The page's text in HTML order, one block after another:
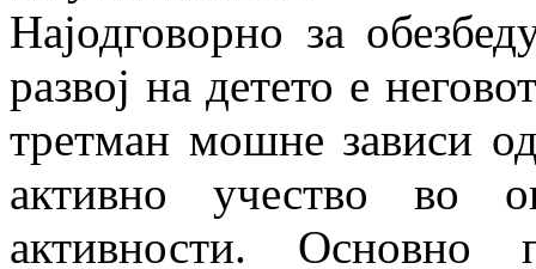
Најодговорно за
развој на де­те­то е
третман мошне зависи
активно учество во
активности.